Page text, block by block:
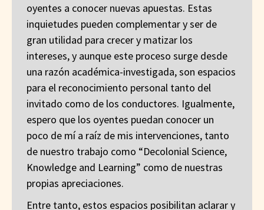
oyentes a conocer nuevas apuestas. Estas
inquietudes pueden complementar y ser de
gran utilidad para crecer y matizar los
intereses, y aunque este proceso surge desde
una razón académica-investigada, son espacios
para el reconocimiento personal tanto del
invitado como de los conductores. Igualmente,
espero que los oyentes puedan conocer un
poco de mí a raíz de mis intervenciones, tanto
de nuestro trabajo como “Decolonial Science,
Knowledge and Learning” como de nuestras
propias apreciaciones.
Entre tanto, estos espacios posibilitan aclarar y